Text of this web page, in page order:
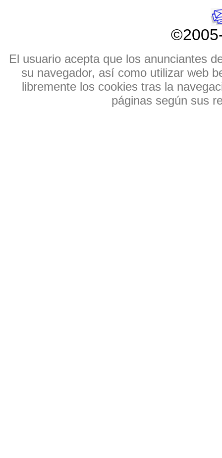
El usuario acepta que los anunciantes
su navegador, así como utilizar web
libremente los cookies tras la
páginas según sus